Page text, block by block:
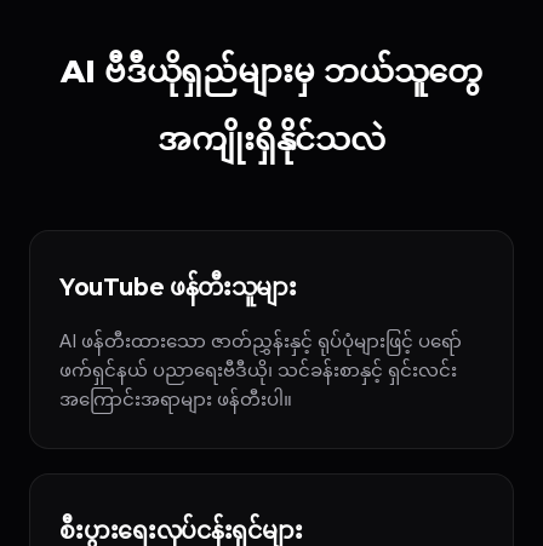
AI ဗီဒီယိုရှည်များမှ ဘယ်သူတွေ
အကျိုးရှိနိုင်သလဲ
YouTube ဖန်တီးသူများ
AI ဖန်တီးထားသော ဇာတ်ညွှန်းနှင့် ရုပ်ပုံများဖြင့် ပရော်
ဖက်ရှင်နယ် ပညာရေးဗီဒီယို၊ သင်ခန်းစာနှင့် ရှင်းလင်း
အကြောင်းအရာများ ဖန်တီးပါ။
စီးပွားရေးလုပ်ငန်းရှင်များ